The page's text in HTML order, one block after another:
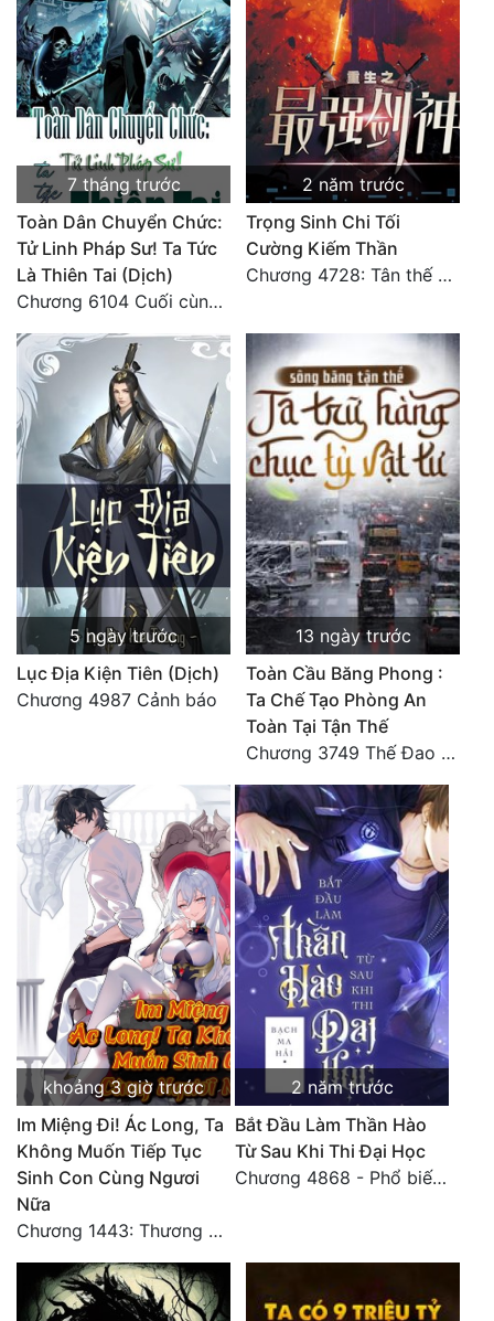
Đô Thị
Đông Phương
Đông Phương Huyền Huyễn
Đồng Nhân
Cẩu Đạo Trường Sinh
Ngự Thú
Truyện Nam
Truyện Nữ
Vô Địch Lưu
Xây Dựng Thế Lực
Đẹp Hiệp
Tính Cách Nhân Vật :
Cơ Trí
Điềm Đạm
7 tháng trước
Toàn Dân Chuyển Chức:
Tử Linh Pháp Sư! Ta Tức
Là Thiên Tai (Dịch)
Chương 6104 Cuối cùng (HẾT)
2 năm trước
Trọng Sinh Chi Tối
Cường Kiếm Thần
Chương 4728: Tân thế giới (đại kết cục) (10)
5 ngày trước
Lục Địa Kiện Tiên (Dịch)
Chương 4987 Cảnh báo
13 ngày trước
Toàn Cầu Băng Phong :
Ta Chế Tạo Phòng An
Toàn Tại Tận Thế
Chương 3749 Thế Đao xuất kích
khoảng 3 giờ trước
Im Miệng Đi! Ác Long, Ta
Không Muốn Tiếp Tục
Sinh Con Cùng Ngươi
Nữa
Chương 1443: Thương Hoành Vạn Vật (Cuối cùng)
2 năm trước
Bắt Đầu Làm Thần Hào
Từ Sau Khi Thi Đại Học
Chương 4868 - Phổ biến Hạ Quốc tệ!